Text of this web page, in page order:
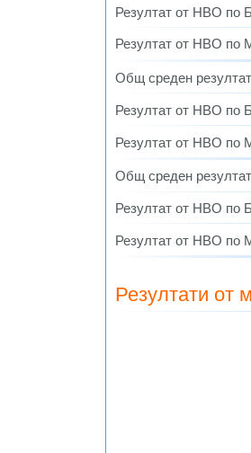
Резултат от НВО по
Резултат от НВО по
Общ среден
Резултат от НВО по
Резултат от НВО по
Общ среден
Резултат от НВО по
Резултат от НВО по
Резултати от